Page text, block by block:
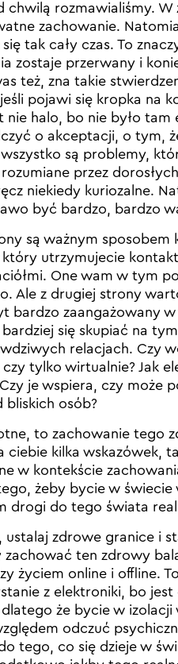
chwilą rozmawialiśmy.
zachowanie.
tak cały czas. To
zostaje przerwany i
też, zna takie
pojawi się kropka na
nie halo, bo nie było
o akceptacji, o tym,
są problemy,
przez
niekiedy kuriozalne.
być bardzo, bardzo
są ważnym sposobem
utrzymujecie
One wam w tym
Ale z drugiej strony
bardzo zaangażowany
się skupiać na
relacjach. Czy
tylko wirtualnie? Jak
je wspiera, czy może
bliskich osób?
to zachowanie tego
ciebie kilka wskazówek,
w kontekście
żeby bycie w świecie
drogi do tego świata
ustalaj zdrowe granice i
ten zdrowy
życiem online i offline.
z elektroniki, bo
że bycie w izolacji
odczuć
tego, co się dzieje w